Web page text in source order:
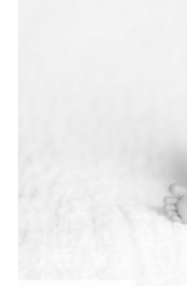
(400 Lr Presets)